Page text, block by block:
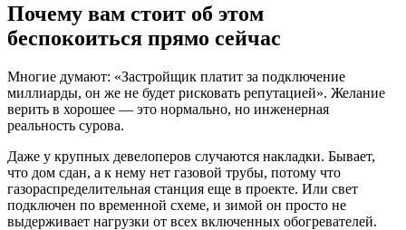
Почему вам стоит об этом
беспокоиться прямо сейчас
Многие думают: «Застройщик платит за подключение
миллиарды, он же не будет рисковать репутацией». Желание
верить в хорошее — это нормально, но инженерная
реальность сурова.
Даже у крупных девелоперов случаются накладки. Бывает,
что дом сдан, а к нему нет газовой трубы, потому что
газораспределительная станция еще в проекте. Или свет
подключен по временной схеме, и зимой он просто не
выдерживает нагрузки от всех включенных обогревателей.